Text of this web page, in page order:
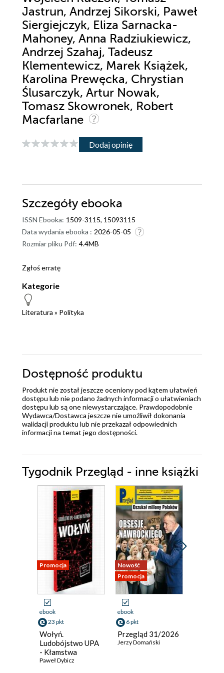
Jastrun, Andrzej Sikorski, Paweł
Siergiejczyk, Eliza Sarnacka-
Mahoney, Anna Radziukiewicz,
Andrzej Szahaj, Tadeusz
Klementewicz, Marek Książek,
Karolina Prewęcka, Chrystian
Ślusarczyk, Artur Nowak,
Tomasz Skowronek, Robert
Macfarlane
Dodaj opinię
Szczegóły ebooka
ISSN Ebooka: 1509-3115, 15093115
Data wydania ebooka : 2026-05-05
Rozmiar pliku Pdf: 4.4MB
Zgłoś erratę
Kategorie
Literatura » Polityka
Dostępność produktu
Produkt nie został jeszcze oceniony pod kątem ułatwień
dostępu lub nie podano żadnych informacji o ułatwieniach
dostępu lub są one niewystarczające. Prawdopodobnie
Wydawca/Dostawca jeszcze nie umożliwił dokonania
walidacji produktu lub nie przekazał odpowiednich
informacji na temat jego dostępności.
Tygodnik Przegląd - inne książki
Promocja
ebook
23 pkt
Wołyń.
Ludobójstwo UPA
- Kłamstwa
polityków
Paweł Dybicz
Nowość
Promocja
ebook
6 pkt
Przegląd 31/2026
Jerzy Domański